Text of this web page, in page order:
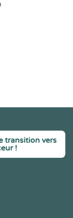
transition vers
!